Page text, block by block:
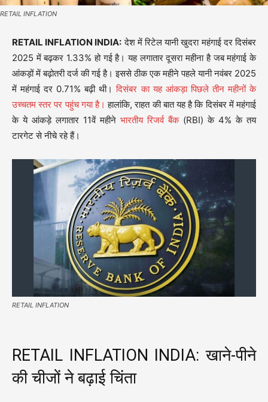
RETAIL INFLATION
RETAIL INFLATION INDIA: देश में रिटेल यानी खुदरा महंगाई दर दिसंबर
2025 में बढ़कर 1.33% हो गई है। यह लगातार दूसरा महीना है जब महंगाई के
आंकड़ों में बढ़ोतरी दर्ज की गई है। इससे ठीक एक महीने पहले यानी नवंबर 2025
में महंगाई दर 0.71% बढ़ी थी।दिसंबर का यह आंकड़ा पिछले तीन महीनों के
उच्चतम स्तर पर पहुंच गया है। हालांकि, राहत की बात यह है कि दिसंबर में महंगाई
के ये आंकड़े लगातार 11वें महीने भारतीय रिजर्व बैंक(RBI) के 4% के तय
टारगेट से नीचे रहे हैं।
RETAIL INFLATION
RETAIL INFLATION INDIA: खाने-पीने
की चीजों ने बढ़ाई चिंता